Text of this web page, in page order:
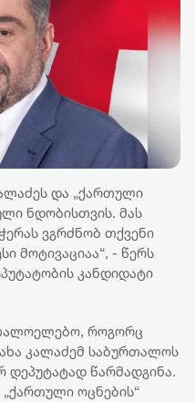
და „ქართული
ნდობისთვის. მას
ვგრძნობ თქვენი
მოტივაციაა“, - წერს
კანდიდატი
როგორც
კალაძემ საბურთალოს
წარმადგინა.
ოცნების“